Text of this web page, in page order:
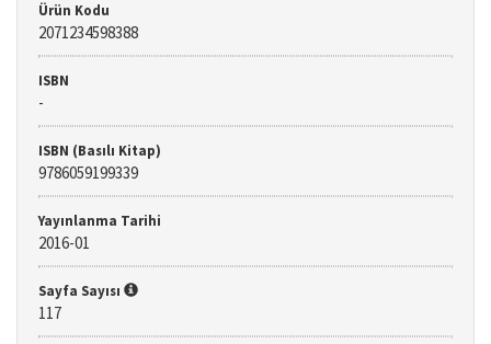
Ürün Kodu
2071234598388
ISBN
-
ISBN (Basılı Kitap)
9786059199339
Yayınlanma Tarihi
2016-01
Sayfa Sayısı
117